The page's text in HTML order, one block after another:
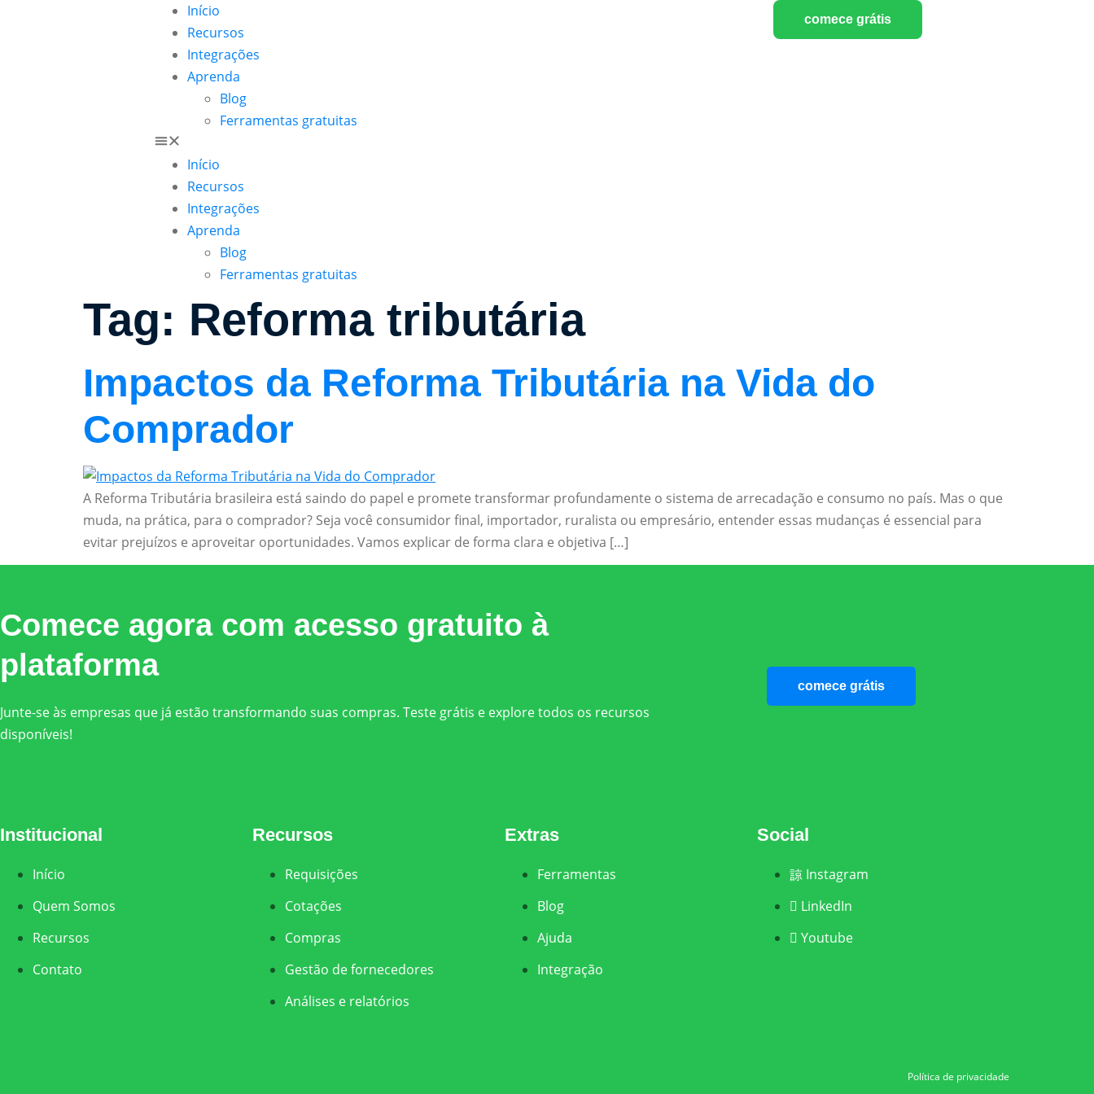
Início
Recursos
Integrações
Aprenda
Blog
Ferramentas gratuitas
Início
Recursos
Integrações
Aprenda
Blog
Ferramentas gratuitas
comece grátis
Tag: Reforma tributária
Impactos da Reforma Tributária na Vida do
Comprador
A Reforma Tributária brasileira está saindo do papel e promete transformar profundamente o sistema de arrecadação e consumo no país. Mas o que
muda, na prática, para o comprador? Seja você consumidor final, importador, ruralista ou empresário, entender essas mudanças é essencial para
evitar prejuízos e aproveitar oportunidades. Vamos explicar de forma clara e objetiva […]
Comece agora com acesso gratuito à
plataforma
Junte-se às empresas que já estão transformando suas compras. Teste grátis e explore todos os recursos
disponíveis!
comece grátis
Institucional
Início
Quem Somos
Recursos
Contato
Recursos
Requisições
Cotações
Compras
Gestão de fornecedores
Análises e relatórios
Extras
Ferramentas
Blog
Ajuda
Integração
Social
Instagram
LinkedIn
Youtube
Política de privacidade